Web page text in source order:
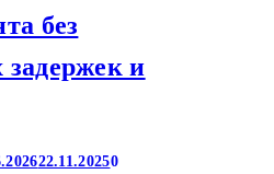
без
и
22.11.20250